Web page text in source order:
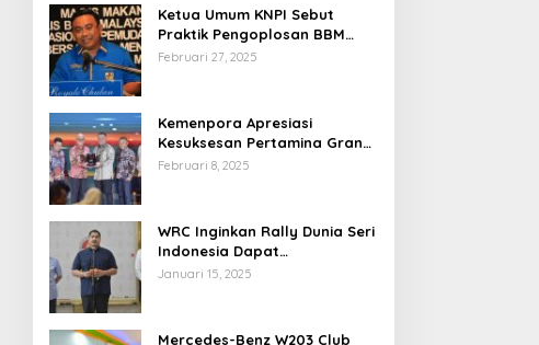
Ketua Umum KNPI Sebut
Praktik Pengoplosan BBM
Cederai Kepercayaan
Februari 27, 2025
Kemenpora Apresiasi
Kesuksesan Pertamina Grand
Prix of Indonesia 2024
Februari 8, 2025
WRC Inginkan Rally Dunia Seri
Indonesia Dapat
Terselenggara 2026
Januari 15, 2025
Mercedes-Benz W203 Club